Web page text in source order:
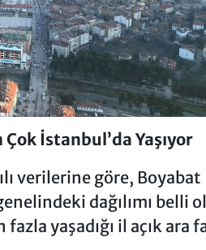
İstanbul’da Yaşıyor
verilerine göre, Boyabat
dağılımı belli
yaşadığı il açık ara